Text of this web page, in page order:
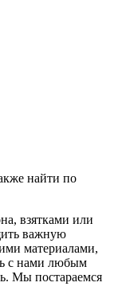
найти по
взятками или
важную
материалами,
с нами любым
Мы постараемся